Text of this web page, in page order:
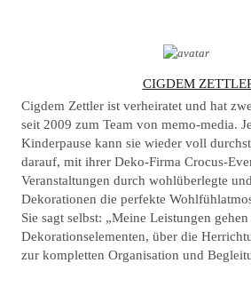
U
T
H
O
R
CIGDEM
Cigdem Zettler ist verheiratet und hat
seit 2009 zum Team von memo-media.
Kinderpause kann sie wieder voll
darauf, mit ihrer Deko-Firma Crocus-
Veranstaltungen durch wohlüberlegte
Dekorationen die perfekte
Sie sagt selbst: „Meine Leistungen
Dekorationselementen, über die
zur kompletten Organisation und